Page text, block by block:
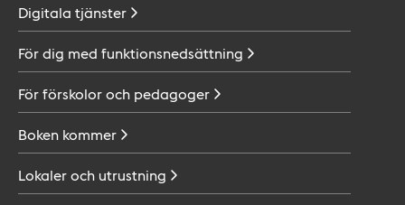
Digitala tjänster
För dig med funktionsnedsättning
För förskolor och pedagoger
Boken kommer
Lokaler och utrustning